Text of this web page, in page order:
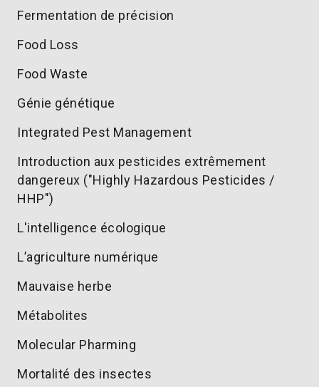
Fermentation de précision
Food Loss
Food Waste
Génie génétique
Integrated Pest Management
Introduction aux pesticides extrêmement
dangereux ("Highly Hazardous Pesticides /
HHP")
L'intelligence écologique
L’agriculture numérique
Mauvaise herbe
Métabolites
Molecular Pharming
Mortalité des insectes